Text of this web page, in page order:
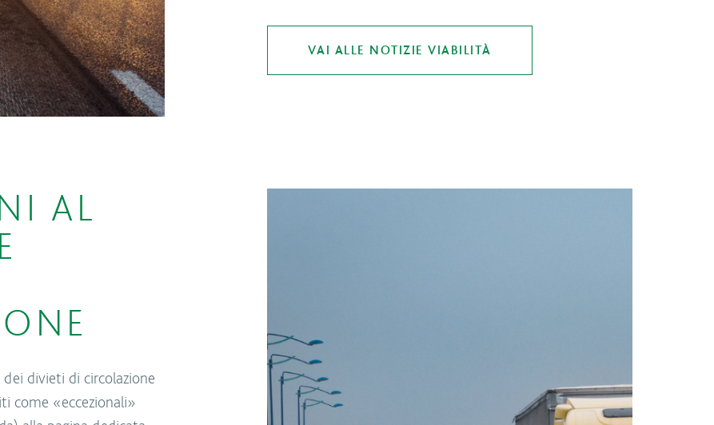
VAI ALLE NOTIZIE VIABILITÀ
AL
divieti di circolazione
come «eccezionali»